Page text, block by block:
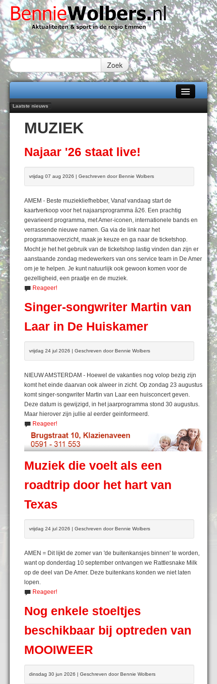
Zoek
Home
Alle categorieën
Over Bennie Wolbers
Adverteren
Contact / Tiplijn
Fotoboek
Laatste nieuws
nieuwe rugsponsor
Najaar '26 staat live!
Emmen wint op Open Dag overtuigend van Almere City
ZATERDAG 08 AUG 2026
MUZIEK
Najaar '26 staat live!
vrijdag 07 aug 2026 | Geschreven door Bennie Wolbers
AMEM - Beste muziekliefhebber, Vanaf vandaag start de
kaartverkoop voor het najaarsprogramma â26. Een prachtig
gevarieerd programma, met Amer-iconen, internationele bands en
verrassende nieuwe namen. Ga via de link naar het
programmaoverzicht, maak je keuze en ga naar de ticketshop.
Mocht je het het gebruik van de ticketshop lastig vinden dan zijn er
aanstaande zondag medewerkers van ons service team in De Amer
om je te helpen. Je kunt natuurlijk ook gewoon komen voor de
gezelligheid, een praatje en de muziek.
Reageer!
Singer-songwriter Martin van
Laar in De Huiskamer
vrijdag 24 jul 2026 | Geschreven door Bennie Wolbers
NIEUW AMSTERDAM - Hoewel de vakanties nog volop bezig zijn
komt het einde daarvan ook alweer in zicht. Op zondag 23 augustus
komt singer-songwriter Martin van Laar een huisconcert geven.
Deze datum is gewijzigd, in het jaarprogramma stond 30 augustus.
Maar hierover zijn jullie al eerder geinformeerd.
Reageer!
Muziek die voelt als een
roadtrip door het hart van
Texas
vrijdag 24 jul 2026 | Geschreven door Bennie Wolbers
AMEN = Dit lijkt de zomer van 'de buitenkansjes binnen' te worden,
want op donderdag 10 september ontvangen we Rattlesnake Milk
op de deel van De Amer. Deze buitenkans konden we niet laten
lopen.
Reageer!
Nog enkele stoeltjes
beschikbaar bij optreden van
MOOIWEER
dinsdag 30 jun 2026 | Geschreven door Bennie Wolbers